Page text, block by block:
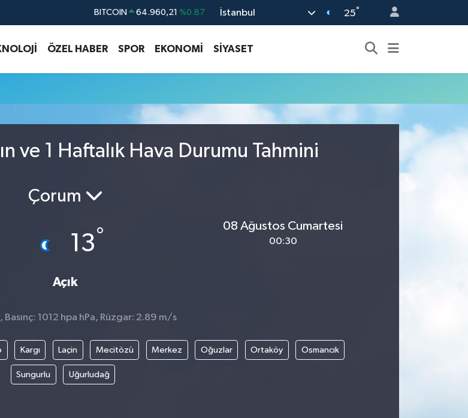
BITCOIN 64.960,21 %0.87
BİST100 13.779
İstanbul 25°
ÖZEL HABER SPOR EKONOMİ SİYASET
ve 1 Haftalık Hava Durumu Tahmini
Çorum
13°
Açık
08 Ağustos Cumartesi
00:30
Basınç: 1012 hpa hPa, Rüzgar: 2.89 m/s
Kargı Laçin Mecitözü Merkez Oğuzlar Ortaköy Osmancık
Sungurlu Uğurludağ